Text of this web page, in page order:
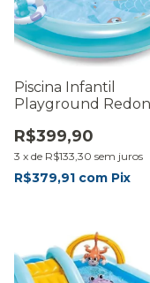
Piscina Infantil
Playground
R$399,90
3 x de R$133,30 sem juros
R$379,91 com Pix